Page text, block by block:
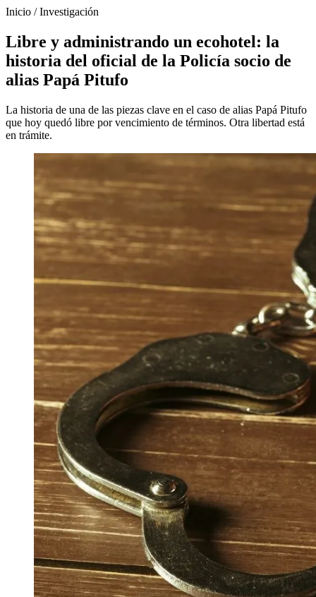
Inicio /Investigación
Libre y administrando un ecohotel: la
historia del oficial de la Policía socio de
alias Papá Pitufo
La historia de una de las piezas clave en el caso de alias Papá Pitufo
que hoy quedó libre por vencimiento de términos. Otra libertad está
en trámite.